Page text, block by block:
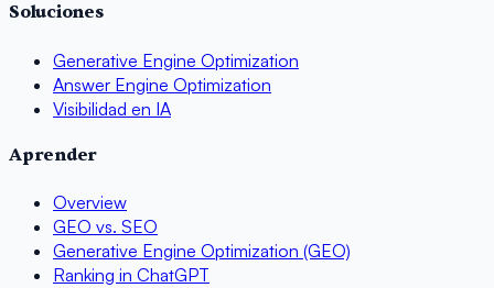
Soluciones
Generative Engine Optimization
Answer Engine Optimization
Visibilidad en IA
Aprender
Overview
GEO vs. SEO
Generative Engine Optimization (GEO)
Ranking in ChatGPT